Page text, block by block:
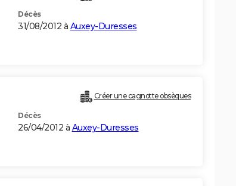
Décès
31/08/2012 à Auxey-Duresses
Créer une cagnotte obsèques
Décès
26/04/2012 à Auxey-Duresses